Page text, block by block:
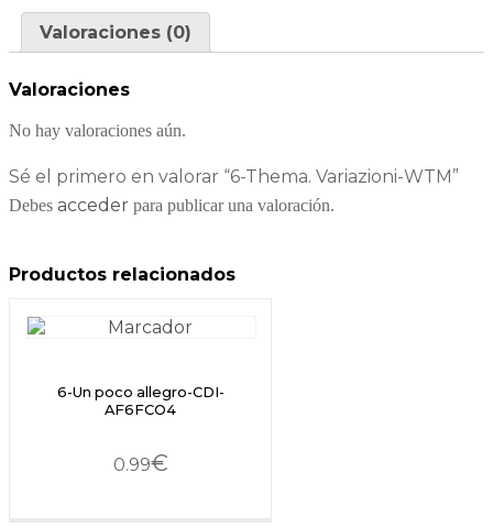
Valoraciones (0)
Valoraciones
No hay valoraciones aún.
Sé el primero en valorar “6-Thema. Variazioni-WTM”
Debes acceder para publicar una valoración.
Productos relacionados
6-Un poco allegro-CDI-
AF6FCO4
0.99€